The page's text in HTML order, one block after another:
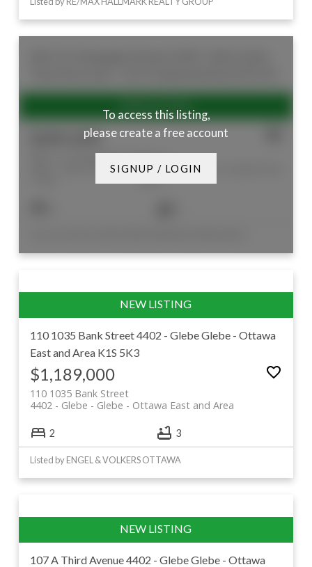
$285,000
606 111 Champagne Avenue S
Dows Lake - Civic Hospital and
Area
4502 - West Centre
To access this listing,
please create a free account
SIGNUP / LOGIN
110 1035 Bank Street4402 - GlebeGlebe - Ottawa
East and Area K1S 5K3
$1,189,000
110 1035 Bank Street
Glebe - Ottawa East and Area
4402 - Glebe
2 3
Listed by ENGEL & VOLKERS OTTAWA
107 A Third Avenue4402 - GlebeGlebe - Ottawa